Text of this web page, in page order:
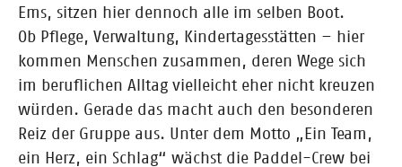
Ems, sitzen hier dennoch alle im selben Boot.
Ob Pflege, Verwaltung, Kindertagesstätten – hier
kommen Menschen zusammen, deren Wege sich
im beruflichen Alltag vielleicht eher nicht kreuzen
würden. Gerade das macht auch den besonderen
Reiz der Gruppe aus. Unter dem Motto „Ein Team,
ein Herz, ein Schlag“ wächst die Paddel-Crew bei